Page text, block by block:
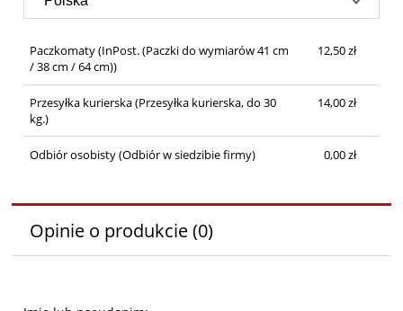
Paczkomaty(InPost. (Paczki do wymiarów 41 cm
/ 38 cm / 64 cm))
12,50 zł
Przesyłka kurierska(Przesyłka kurierska, do 30
kg.)
14,00 zł
Odbiór osobisty(Odbiór w siedzibie firmy) 0,00 zł
Opinie o produkcie (0)